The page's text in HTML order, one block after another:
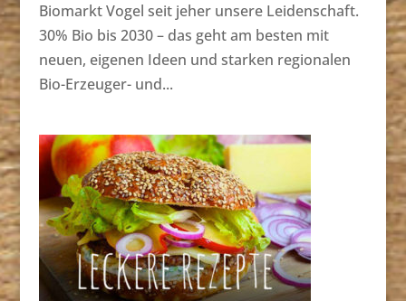
Biomarkt Vogel seit jeher unsere Leidenschaft.
30% Bio bis 2030 – das geht am besten mit
neuen, eigenen Ideen und starken regionalen
Bio-Erzeuger- und...